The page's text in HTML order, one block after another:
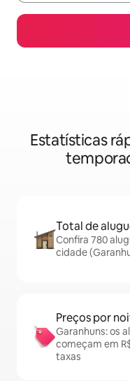
Estatísticas
Total de
Confira 780
cidade
Preços por
Garanhuns: os
começam em
taxas